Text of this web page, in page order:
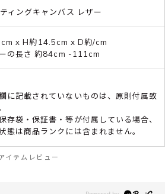
ィングキャンバス レザー
x H約14.5cm x D約/cm
の長さ 約84cm -111cm
に記載されていないものは、原則付属致
存袋・保証書・等が付属している場合、
態は商品ランクには含まれません。
イテムレビュー